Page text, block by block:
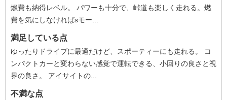
燃費も納得レベル。 パワーも十分で、峠道も楽しく走れる。燃
費を気にしなければsモー...
満足している点
ゆったりドライブに最適だけど、スポーティーにも走れる。 コ
ンパクトカーと変わらない感覚で運転できる、小回りの良さと視
界の良さ。 アイサイトの...
不満な点